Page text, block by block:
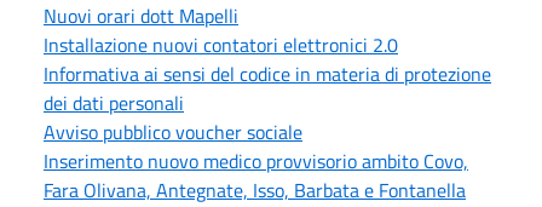
Nuovi orari dott Mapelli
Installazione nuovi contatori elettronici 2.0
Informativa ai sensi del codice in materia di protezione
dei dati personali
Avviso pubblico voucher sociale
Inserimento nuovo medico provvisorio ambito Covo,
Fara Olivana, Antegnate, Isso, Barbata e Fontanella